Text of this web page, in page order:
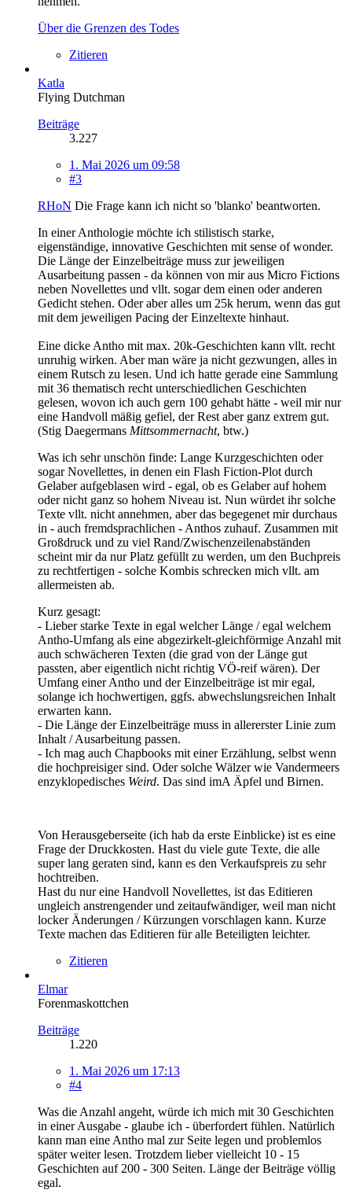
Über die Grenzen des Todes
Zitieren
Katla
Flying Dutchman
Beiträge
3.227
1. Mai 2026 um 09:58
#3
RHoN Die Frage kann ich nicht so 'blanko' beantworten.
In einer Anthologie möchte ich stilistisch starke,
eigenständige, innovative Geschichten mit sense of wonder.
Die Länge der Einzelbeiträge muss zur jeweiligen
Ausarbeitung passen - da können von mir aus Micro Fictions
neben Novellettes und vllt. sogar dem einen oder anderen
Gedicht stehen. Oder aber alles um 25k herum, wenn das gut
mit dem jeweiligen Pacing der Einzeltexte hinhaut.
Eine dicke Antho mit max. 20k-Geschichten kann vllt. recht
unruhig wirken. Aber man wäre ja nicht gezwungen, alles in
einem Rutsch zu lesen. Und ich hatte gerade eine Sammlung
mit 36 thematisch recht unterschiedlichen Geschichten
gelesen, wovon ich auch gern 100 gehabt hätte - weil mir nur
eine Handvoll mäßig gefiel, der Rest aber ganz extrem gut.
(Stig Daegermans Mittsommernacht, btw.)
Was ich sehr unschön finde: Lange Kurzgeschichten oder
sogar Novellettes, in denen ein Flash Fiction-Plot durch
Gelaber aufgeblasen wird - egal, ob es Gelaber auf hohem
oder nicht ganz so hohem Niveau ist. Nun würdet ihr solche
Texte vllt. nicht annehmen, aber das begegenet mir durchaus
in - auch fremdsprachlichen - Anthos zuhauf. Zusammen mit
Großdruck und zu viel Rand/Zwischenzeilenabständen
scheint mir da nur Platz gefüllt zu werden, um den Buchpreis
zu rechtfertigen - solche Kombis schrecken mich vllt. am
allermeisten ab.
Kurz gesagt:
- Lieber starke Texte in egal welcher Länge / egal welchem
Antho-Umfang als eine abgezirkelt-gleichförmige Anzahl mit
auch schwächeren Texten (die grad von der Länge gut
passten, aber eigentlich nicht richtig VÖ-reif wären). Der
Umfang einer Antho und der Einzelbeiträge ist mir egal,
solange ich hochwertigen, ggfs. abwechslungsreichen Inhalt
erwarten kann.
- Die Länge der Einzelbeiträge muss in allererster Linie zum
Inhalt / Ausarbeitung passen.
- Ich mag auch Chapbooks mit einer Erzählung, selbst wenn
die hochpreisiger sind. Oder solche Wälzer wie Vandermeers
enzyklopedisches Weird. Das sind imA Äpfel und Birnen.
Von Herausgeberseite (ich hab da erste Einblicke) ist es eine
Frage der Druckkosten. Hast du viele gute Texte, die alle
super lang geraten sind, kann es den Verkaufspreis zu sehr
hochtreiben.
Hast du nur eine Handvoll Novellettes, ist das Editieren
ungleich anstrengender und zeitaufwändiger, weil man nicht
locker Änderungen / Kürzungen vorschlagen kann. Kurze
Texte machen das Editieren für alle Beteiligten leichter.
Zitieren
Elmar
Forenmaskottchen
Beiträge
1.220
1. Mai 2026 um 17:13
#4
Was die Anzahl angeht, würde ich mich mit 30 Geschichten
in einer Ausgabe - glaube ich - überfordert fühlen. Natürlich
kann man eine Antho mal zur Seite legen und problemlos
später weiter lesen. Trotzdem lieber vielleicht 10 - 15
Geschichten auf 200 - 300 Seiten. Länge der Beiträge völlig
egal.